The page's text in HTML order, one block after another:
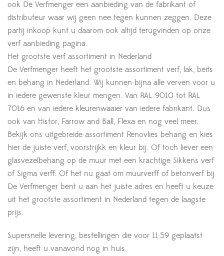
ook De Verfmenger een aanbieding van de fabrikant of
distributeur waar wij geen nee tegen kunnen zeggen. Deze
partij inkoop kunt u daarom ook altijd terugvinden op onze
verf aanbieding pagina.
Het grootste verf assortiment in Nederland
De Verfmenger heeft het grootste assortiment verf, lak, beits
en behang in Nederland. Wij kunnen bijna alle verven voor u
in iedere gewenste kleur mengen. Van RAL 9010 tot RAL
7016 en van iedere kleurenwaaier van iedere fabrikant. Dus
ook van Histor, Farrow and Ball, Flexa en nog veel meer.
Bekijk ons uitgebreide assortiment Renovlies behang en kies
hier de juiste verf, voorstrijkk en kleur bij. Of toch liever een
glasvezelbehang op de muur met een krachtige Sikkens verf
of Sigma verff. Of het nu gaat om muurverff of betonverf bij
De Verfmenger bent u aan het juiste adres en heeft u keuze
uit het grootste assortiment in Nederland tegen de laagste
prijs.
Supersnelle levering, bestellingen die voor 11:59 geplaatst
zijn, heeft u vanavond nog in huis.